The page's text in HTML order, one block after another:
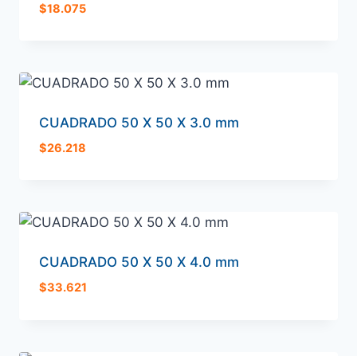
$18.075
CUADRADO 50 X 50 X 3.0 mm
$26.218
CUADRADO 50 X 50 X 4.0 mm
$33.621